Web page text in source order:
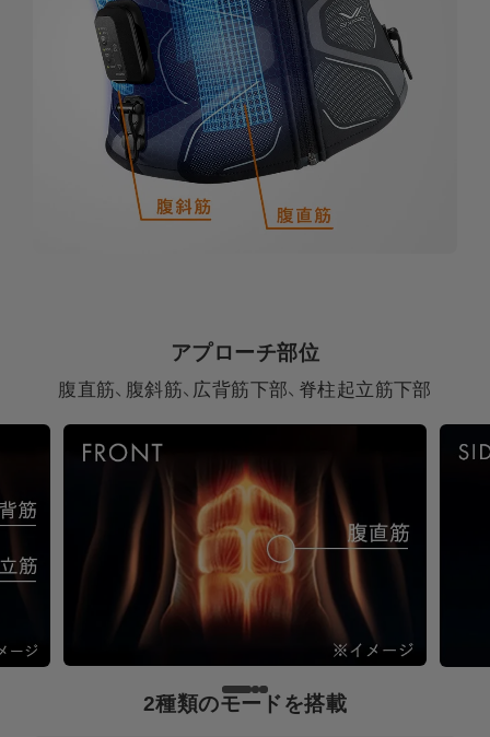
アプローチ部位
腹直筋、腹斜筋、広背筋下部、脊柱起立筋下部
2種類のモードを搭載